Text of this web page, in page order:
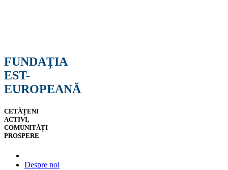
FUNDAȚIA
EST-
EUROPEANĂ
CETĂȚENI
ACTIVI,
COMUNITĂȚI
PROSPERE
Despre noi